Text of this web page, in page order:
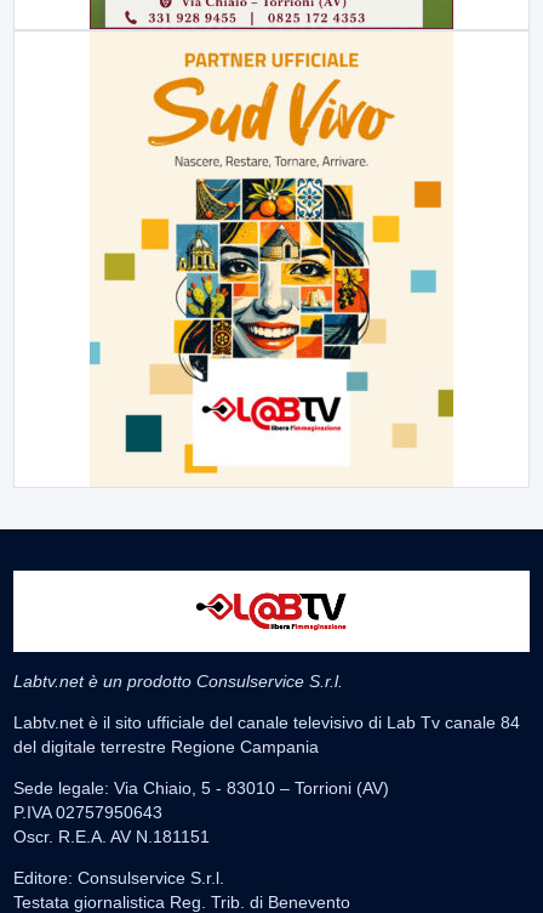
Labtv.net è un prodotto Consulservice S.r.l.
Labtv.net è il sito ufficiale del canale televisivo di Lab Tv canale 84
del digitale terrestre Regione Campania
Sede legale: Via Chiaio, 5 - 83010 – Torrioni (AV)
P.IVA 02757950643
Oscr. R.E.A. AV N.181151
Editore: Consulservice S.r.l.
Testata giornalistica Reg. Trib. di Benevento